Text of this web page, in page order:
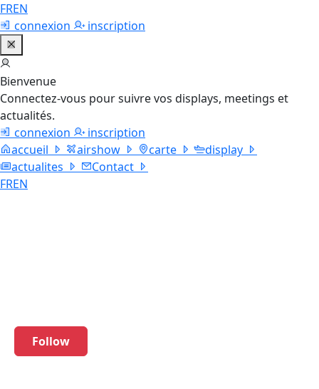
FREN
connexion
inscription
Bienvenue
Connectez-vous pour suivre vos displays, meetings et
actualités.
connexion
inscription
accueil
airshow carte
display
actualites
Contact
FREN
Follow